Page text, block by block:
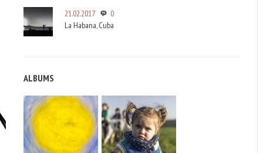
21.02.2017
0
La Habana, Cuba
ALBUMS